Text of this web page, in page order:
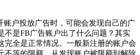
账户投放广告时，可能会发现自己的广
不是FB广告账户出了什么问题？其实
完全是正常情况。一般新注册的账户会